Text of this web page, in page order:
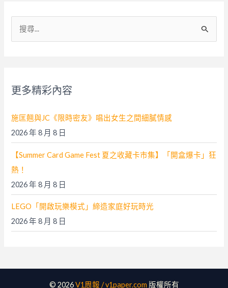
:
更多精彩內容
施匡翹與JC《限時密友》唱出女生之間細膩情感
2026 年 8 月 8 日
【Summer Card Game Fest 夏之收藏卡市集】「開盒爆卡」狂
熱！
2026 年 8 月 8 日
LEGO「開啟玩樂模式」締造家庭好玩時光
2026 年 8 月 8 日
© 2026V1周報 / v1paper.com 版權所有